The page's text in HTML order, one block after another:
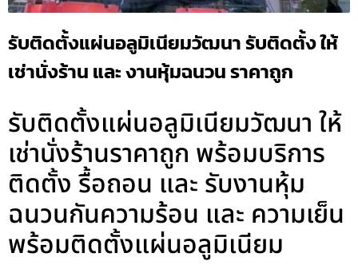
รับติดตั้งแผ่นอลูมิเนียมวัฒนา รับติดตั้ง ให้
เช่านั่งร้าน และ งานหุ้มฉนวน ราคาถูก
รับติดตั้งแผ่นอลูมิเนียมวัฒนา ให้
เช่านั่งร้านราคาถูก พร้อมบริการ
ติดตั้ง รื้อถอน และ รับงานหุ้ม
ฉนวนกันความร้อน และ ความเย็น
พร้อมติดตั้งแผ่นอลูมิเนียม